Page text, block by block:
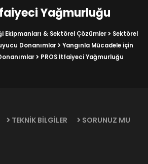
Yağmurluğu
Ekipmanları & Sektörel Çözümler
Sektörel
Donanımlar
Yangınla Mücadele için
PROS İtfaiyeci Yağmurluğu
TEKNİK BİLGİLER
SORUNUZ MU